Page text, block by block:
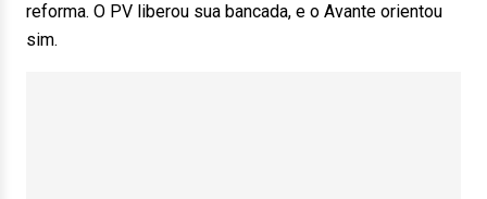
reforma. O PV liberou sua bancada, e o Avante orientou
sim.